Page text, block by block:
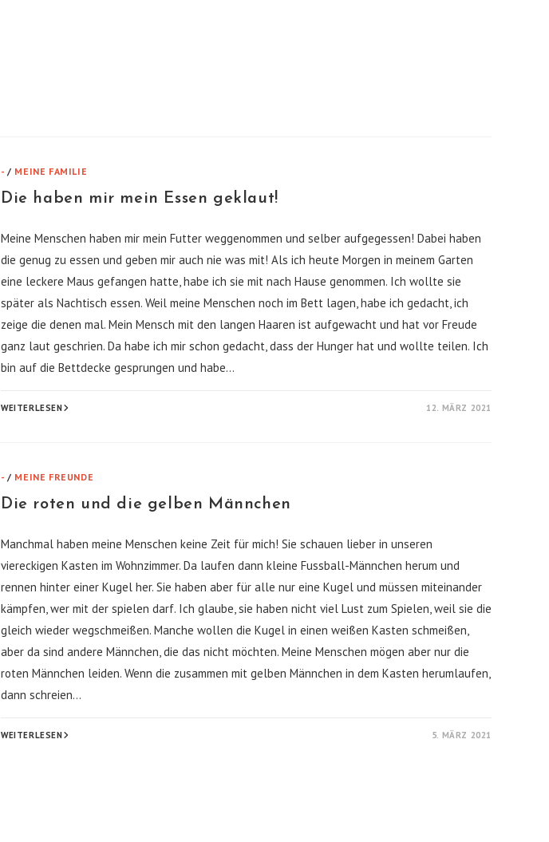
- / MEINE FAMILIE
Die haben mir mein Essen geklaut!
Meine Menschen haben mir mein Futter weggenommen und selber aufgegessen! Dabei haben
die genug zu essen und geben mir auch nie was mit! Als ich heute Morgen in meinem Garten
eine leckere Maus gefangen hatte, habe ich sie mit nach Hause genommen. Ich wollte sie
später als Nachtisch essen. Weil meine Menschen noch im Bett lagen, habe ich gedacht, ich
zeige die denen mal. Mein Mensch mit den langen Haaren ist aufgewacht und hat vor Freude
ganz laut geschrien. Da habe ich mir schon gedacht, dass der Hunger hat und wollte teilen. Ich
bin auf die Bettdecke gesprungen und habe…
12. MÄRZ 2021
WEITERLESENDIE
- / MEINE FREUNDE
Die roten und die gelben Männchen
Manchmal haben meine Menschen keine Zeit für mich! Sie schauen lieber in unseren
viereckigen Kasten im Wohnzimmer. Da laufen dann kleine Fussball-Männchen herum und
rennen hinter einer Kugel her. Sie haben aber für alle nur eine Kugel und müssen miteinander
kämpfen, wer mit der spielen darf. Ich glaube, sie haben nicht viel Lust zum Spielen, weil sie die
gleich wieder wegschmeißen. Manche wollen die Kugel in einen weißen Kasten schmeißen,
aber da sind andere Männchen, die das nicht möchten. Meine Menschen mögen aber nur die
roten Männchen leiden. Wenn die zusammen mit gelben Männchen in dem Kasten herumlaufen,
dann schreien…
5. MÄRZ 2021
WEITERLESENDIE